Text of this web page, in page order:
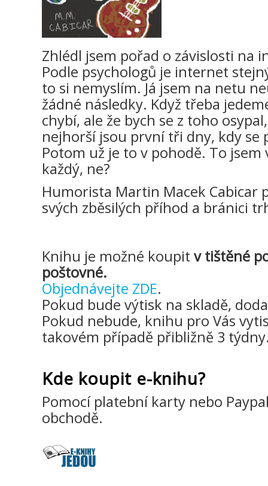
Zhlédl jsem pořad o závislosti na
Podle psychologů je internet
to si nemyslím. Já jsem na netu
žádné následky. Když třeba
chybí, ale že bych se z toho
nejhorší jsou první tři dny, kdy se
Potom už je to v pohodě. To
každý, ne?
Humorista Martin Macek Cabicar
svých zběsilých příhod a bránici
Knihu je možné koupit v tištěné
poštovné.
Objednávejte ZDE.
Pokud bude výtisk na skladě,
Pokud nebude, knihu pro Vás
takovém případě přibližně 3
Kde koupit e-knihu?
Pomocí platební karty nebo
obchodě.